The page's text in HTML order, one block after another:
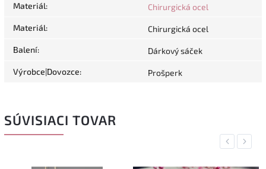
Materiál: Chirurgická ocel
Materiál: Chirurgická ocel
Balení: Dárkový sáček
Výrobce|Dovozce: Prošperk
SÚVISIACI TOVAR
Previous
Next